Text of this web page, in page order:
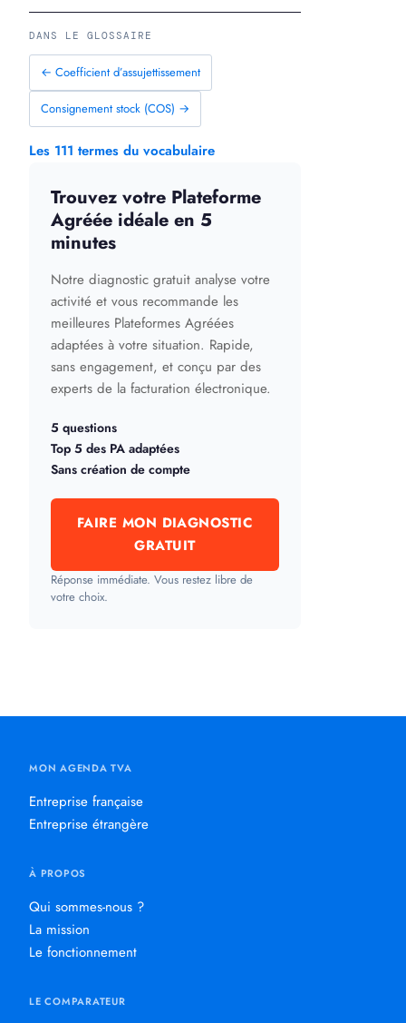
DANS LE GLOSSAIRE
← Coefficient d’assujettissement
Consignement stock (COS) →
Les 111 termes du vocabulaire
Trouvez votre Plateforme
Agréée idéale en 5
minutes
Notre diagnostic gratuit analyse votre
activité et vous recommande les
meilleures Plateformes Agréées
adaptées à votre situation. Rapide,
sans engagement, et conçu par des
experts de la facturation électronique.
5 questions
Top 5 des PA adaptées
Sans création de compte
FAIRE MON DIAGNOSTIC
GRATUIT
Réponse immédiate. Vous restez libre de
votre choix.
MON AGENDA TVA
Entreprise française
Entreprise étrangère
À PROPOS
Qui sommes-nous ?
La mission
Le fonctionnement
LE COMPARATEUR